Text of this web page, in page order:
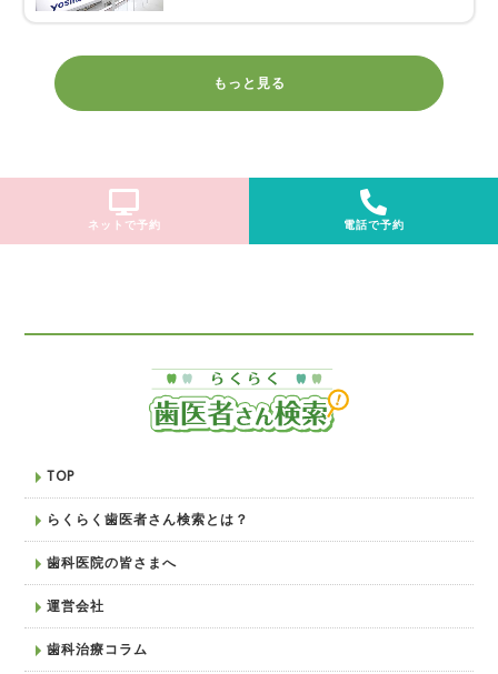
もっと見る
ネットで予約 電話で予約
TOP
らくらく歯医者さん検索とは？
歯科医院の皆さまへ
運営会社
歯科治療コラム